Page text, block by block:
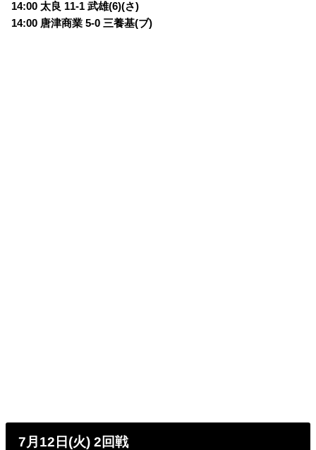
14:00 太良 11-1 武雄(6)(さ)
14:00 唐津商業 5-0 三養基(ブ)
7月12日(火) 2回戦